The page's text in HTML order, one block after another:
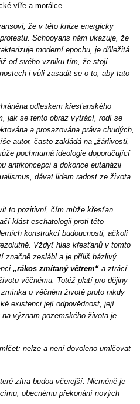
víře a morálce.
že v této knize energicky
Schooyans nám ukazuje, že
moderní epochu, je důležitá
od svého vzniku tím, že stojí
i vůli zasadit se o to, aby tato
odleskem křesťanského
jak se tento obraz vytrácí, rodí se
a prosazována práva chudých,
autor, často zakládá na „žárlivosti,
pochmurná ideologie doporučující
antikoncepci a dokonce eutanázii
dávat lidem radost ze života
to pozitivní, čím může křesťan
klást eschatologii proti této
konstrukcí budoucnosti, ačkoli
Vždyť hlas křesťanů v tomto
značně zeslábl a je příliš bázlivý.
„rákos zmítaný větrem“ a ztrácí
věčnému. Totéž platí pro dějiny
o věčném životě proto nikdy
existenci její odpovědnost, její
význam pozemského života je
nelze a není dovoleno umlčovat
zítra budou včerejší. Nicméně je
obecnému překonání nových